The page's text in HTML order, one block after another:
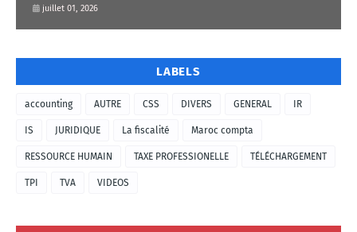
juillet 01, 2026
LABELS
accounting AUTRE CSS DIVERS GENERAL IR
IS JURIDIQUE La fiscalité Maroc compta
RESSOURCE HUMAIN TAXE PROFESSIONELLE TÉLÉCHARGEMENT
TPI TVA VIDEOS